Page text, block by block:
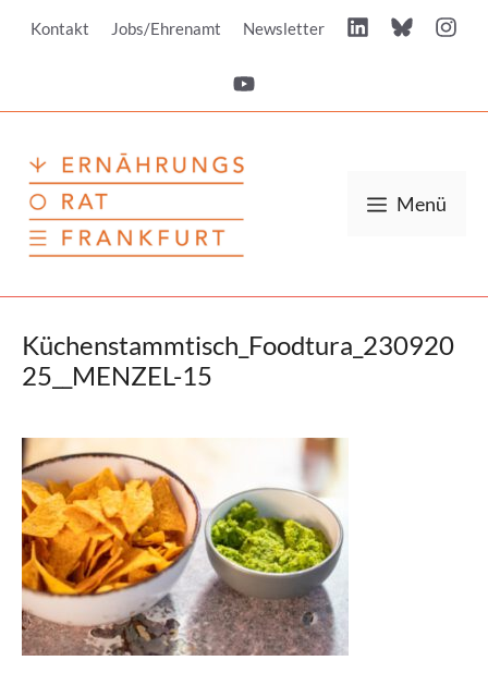
InhaltKontakt Jobs/Ehrenamt Newsletter
Menü
Küchenstammtisch_Foodtura_230920
25__MENZEL-15